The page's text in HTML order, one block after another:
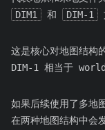
DIM1
和 DIM-1
这是核心对地图结构
DIM-1 相当于
如果后续使用了多地
在两种地图结构中会